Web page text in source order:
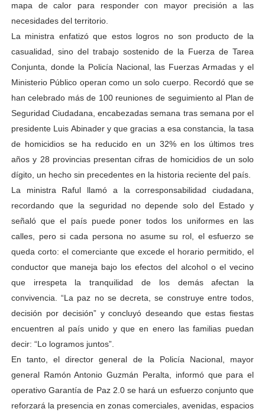
mapa de calor para responder con mayor precisión a las
necesidades del territorio.
La ministra enfatizó que estos logros no son producto de la
casualidad, sino del trabajo sostenido de la Fuerza de Tarea
Conjunta, donde la Policía Nacional, las Fuerzas Armadas y el
Ministerio Público operan como un solo cuerpo. Recordó que se
han celebrado más de 100 reuniones de seguimiento al Plan de
Seguridad Ciudadana, encabezadas semana tras semana por el
presidente Luis Abinader y que gracias a esa constancia, la tasa
de homicidios se ha reducido en un 32% en los últimos tres
años y 28 provincias presentan cifras de homicidios de un solo
dígito, un hecho sin precedentes en la historia reciente del país.
La ministra Raful llamó a la corresponsabilidad ciudadana,
recordando que la seguridad no depende solo del Estado y
señaló que el país puede poner todos los uniformes en las
calles, pero si cada persona no asume su rol, el esfuerzo se
queda corto: el comerciante que excede el horario permitido, el
conductor que maneja bajo los efectos del alcohol o el vecino
que irrespeta la tranquilidad de los demás afectan la
convivencia. “La paz no se decreta, se construye entre todos,
decisión por decisión” y concluyó deseando que estas fiestas
encuentren al país unido y que en enero las familias puedan
decir: “Lo logramos juntos”.
En tanto, el director general de la Policía Nacional, mayor
general Ramón Antonio Guzmán Peralta, informó que para el
operativo Garantía de Paz 2.0 se hará un esfuerzo conjunto que
reforzará la presencia en zonas comerciales, avenidas, espacios